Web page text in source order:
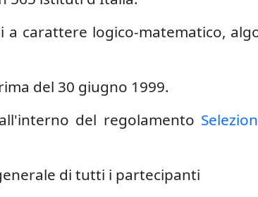
a carattere logico-matematico,
del 30 giugno 1999.
del regolamento
di tutti i partecipanti